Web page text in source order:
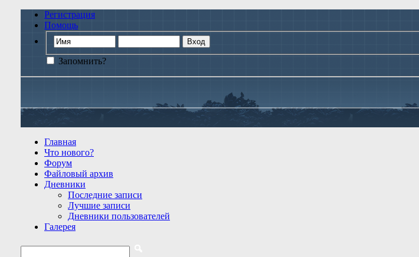
Регистрация
Помощь
Запомнить?
Главная
Что нового?
Форум
Файловый архив
Дневники
Последние записи
Лучшие записи
Дневники пользователей
Галерея